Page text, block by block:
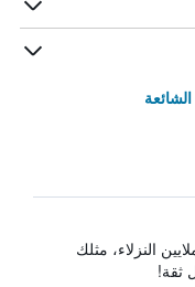
النزلاء، مثلك
ثقة!